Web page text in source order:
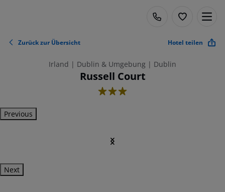
Zurück zur Übersicht Hotel teilen
Irland | Dublin & Umgebung | Dublin
Russell Court
3
Previous
Next